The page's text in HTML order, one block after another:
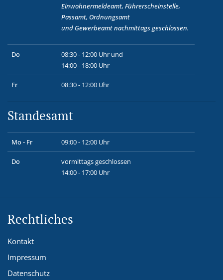
Einwohnermeldeamt, Führerscheinstelle,
Passamt, Ordnungsamt
und Gewerbeamtnachmittags geschlossen.
Do
08:30 - 12:00 Uhr und
14:00 - 18:00 Uhr
Fr 08:30 - 12:00 Uhr
Standesamt
Mo - Fr 09:00 - 12:00 Uhr
Do
vormittags geschlossen
14:00 - 17:00 Uhr
Rechtliches
Kontakt
Impressum
Datenschutz